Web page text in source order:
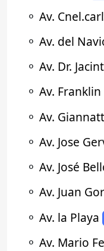
⚬ Av.
⚬ Av. del
⚬ Av. Dr.
⚬ Av.
⚬ Av.
⚬ Av. Jose
⚬ Av. José
⚬ Av. Juan
⚬ Av. la Playa
⚬ Av. Mario